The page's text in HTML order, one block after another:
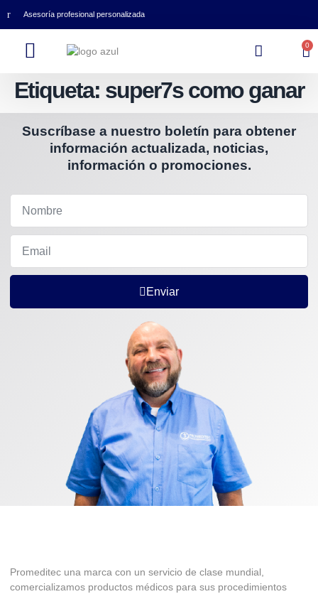
Asesoría profesional personalizada
0
Etiqueta: super7s como ganar
Suscríbase a nuestro boletín para obtener
información actualizada, noticias,
información o promociones.
Enviar
Promeditec una marca con un servicio de clase mundial,
comercializamos productos médicos para sus procedimientos